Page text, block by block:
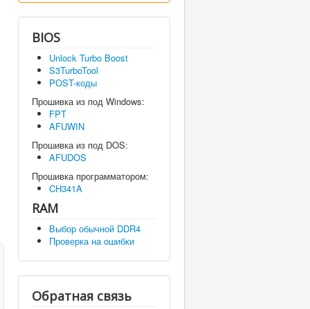
BIOS
Unlock Turbo Boost
S3TurboTool
POST-коды
Прошивка из под Windows:
FPT
AFUWIN
Прошивка из под DOS:
AFUDOS
Прошивка программатором:
CH341A
RAM
Выбор обычной DDR4
Проверка на ошибки
Обратная связь